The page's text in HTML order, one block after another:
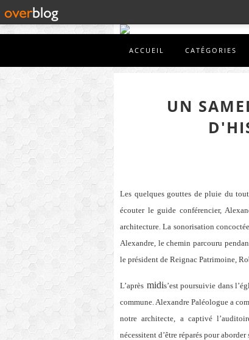
ACCUEIL CATÉGORIES
UN
Les quelques gouttes de pluie du tout
écouter le guide conférencier,
architecture. La sonorisation
Alexandre, le chemin parcouru
le président de Reignac Patrimoine,
L’après midis’est poursuivie dans
commune. Alexandre Paléologue a
notre architecte, a captivé
nécessitent d’être réparés pour